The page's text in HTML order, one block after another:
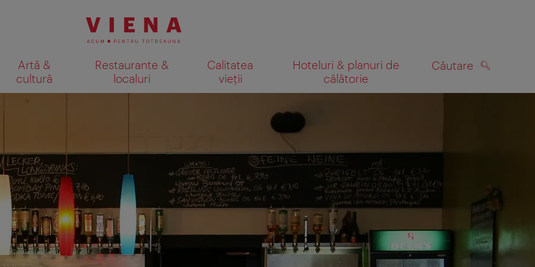
Artă &
cultură
Restaurante &
localuri
Calitatea
vieții
Hoteluri & planuri de
călătorie
Căutare
Afişare rezultate căutare pe hartă